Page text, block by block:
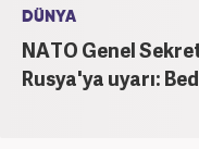
DÜNYA
NATO Genel
Rusya'ya uyarı: